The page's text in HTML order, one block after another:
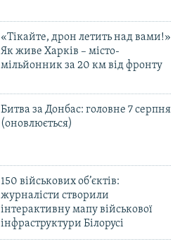
«Тікайте, дрон летить над вами!»
Як живе Харків – місто-
мільйонник за 20 км від фронту
Битва за Донбас: головне 7 серпня
(оновлюється)
150 військових об’єктів:
журналісти створили
інтерактивну мапу військової
інфраструктури Білорусі